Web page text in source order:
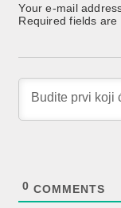
Your e-mail
Required fields are
0 COMMENTS